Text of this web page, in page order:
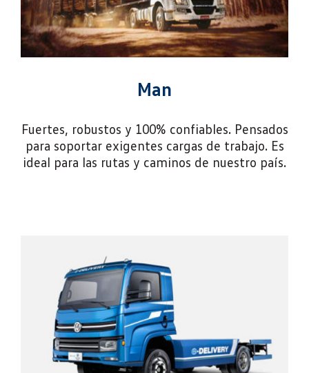
Man
Fuertes, robustos y 100% confiables. Pensados
para soportar exigentes cargas de trabajo. Es
ideal para las rutas y caminos de nuestro país.